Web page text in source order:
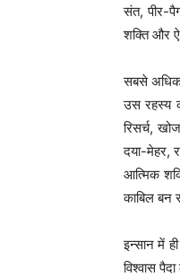
संत, पीर-
शक्ति और
सबसे अधिक
उस रहस्य
रिसर्च,
दया-मेहर,
आत्मिक
काबिल बन
इन्सान में
विश्वास